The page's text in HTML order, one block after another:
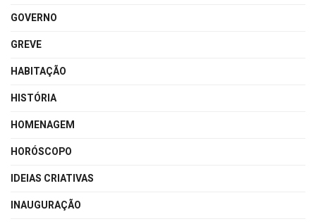
GOVERNO
GREVE
HABITAÇÃO
HISTÓRIA
HOMENAGEM
HORÓSCOPO
IDEIAS CRIATIVAS
INAUGURAÇÃO